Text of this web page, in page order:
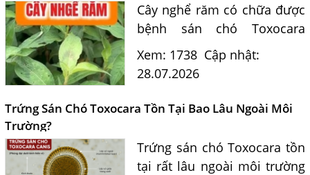
Cây nghể răm có chữa được
bệnh sán chó Toxocara
không? Tiến sĩ Bác sĩ
Nguyễn Hằng Lan giải đáp
học và hướng dẫn điều trị
Xem: 1738 Cập nhật:
28.07.2026
Trứng Sán Chó Toxocara Tồn Tại Bao Lâu Ngoài Môi
Trường?
Trứng sán chó Toxocara tồn
tại rất lâu ngoài môi trường